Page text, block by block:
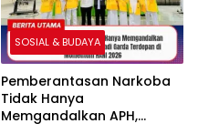
SOSIAL & BUDAYA
Pemberantasan Narkoba
Tidak Hanya
Memgandalkan APH,